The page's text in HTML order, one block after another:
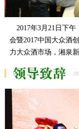
2017年3月21日下
会暨2017中国大众酒
力大众酒市场，湘泉